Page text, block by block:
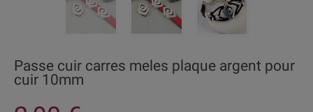
Passe cuir carres meles plaque argent pour
cuir 10mm